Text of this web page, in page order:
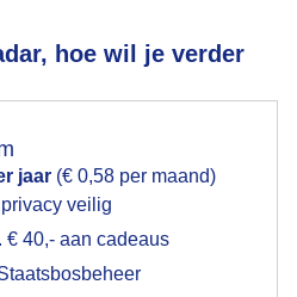
hoe wil je verder
jaar (€ 0,58 per maand)
veilig
€ 40,- aan cadeaus
en zon
gebruiken voor het
akkoord op hebt gegeven,
up uit je browser waarin